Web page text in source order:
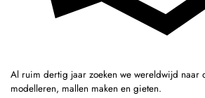
Al ruim dertig jaar zoeken we wereldwijd naar
modelleren, mallen maken en gieten.